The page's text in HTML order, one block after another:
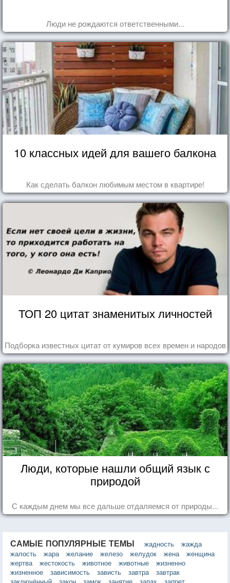
Люди не рождаются ответственными...
10 классных идей для вашего балкона
Как сделать балкон любимым местом в квартире!
ТОП 20 цитат знаменитых личностей
Подборка известных цитат от кумиров всех времен и народов
Люди, которые нашли общий язык с
природой
С каждым днем мы все дальше отдаляемся от природы...
САМЫЕ ПОПУЛЯРНЫЕ ТЕМЫ жадность
жажда
жалость
жара желание железо желудок жена
женщина
жертва
жестокость животное животные
жизненно
жизненное
зависимость зависть завтра
завтрак